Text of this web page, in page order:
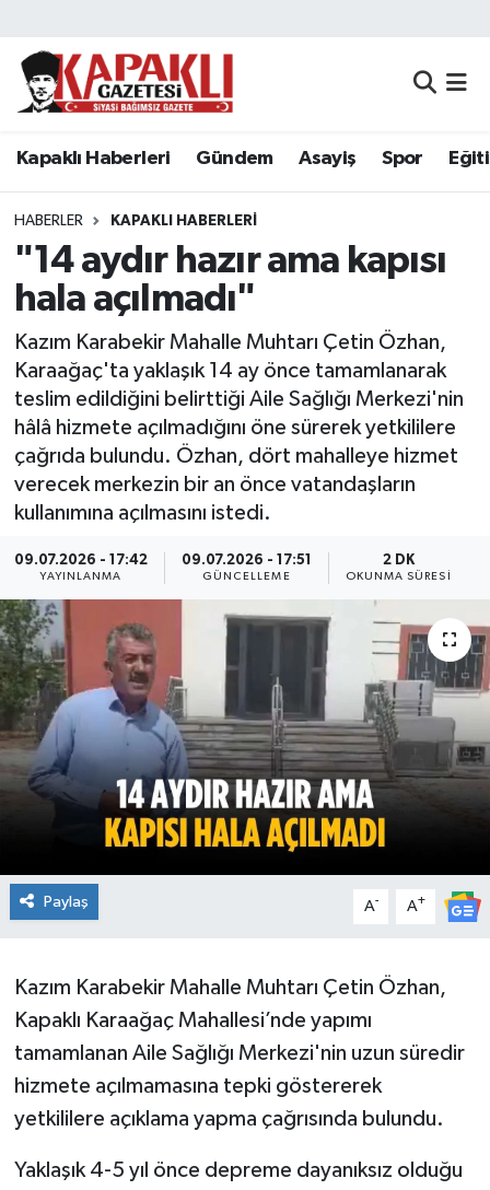
Kapaklı Haberleri Gündem Asayiş Spor
HABERLER KAPAKLI HABERLERI
"14 aydır hazır ama kapısı
hala açılmadı"
Kazım Karabekir Mahalle Muhtarı Çetin Özhan,
Karaağaç'ta yaklaşık 14 ay önce tamamlanarak
teslim edildiğini belirttiği Aile Sağlığı Merkezi'nin
hâlâ hizmete açılmadığını öne sürerek yetkililere
çağrıda bulundu. Özhan, dört mahalleye hizmet
verecek merkezin bir an önce vatandaşların
kullanımına açılmasını istedi.
09.07.2026 - 17:42
YAYINLANMA
09.07.2026 - 17:51
GÜNCELLEME
2 DK
OKUNMA SÜRESI
Paylaş A- A+
Kazım Karabekir Mahalle Muhtarı Çetin Özhan,
Kapaklı Karaağaç Mahallesi’nde yapımı
tamamlanan Aile Sağlığı Merkezi'nin uzun süredir
hizmete açılmamasına tepki göstererek
yetkililere açıklama yapma çağrısında bulundu.
Yaklaşık 4-5 yıl önce depreme dayanıksız olduğu
Kapaklı Haberleri
Asayiş
Spor
Eğitim
Siyaset
Resmi Reklamlar
Tekirdağ
Ekonomi
Sağlık
Teknoloji
Yaşam
Tekirdağ Nöbetçi Eczaneler
Tekirdağ Namaz Vakitleri
Tekirdağ Trafik Yoğunluk Haritası
Süper Lig Puan Durumu ve Fikstür
Tüm Manşetler
Son Dakika Haberleri
Haber Arşivi